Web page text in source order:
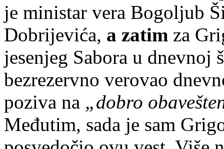
je ministar vera Bogoljub
Dobrijevića, a zatim za
jesenjeg Sabora u
bezrezervno verovao
poziva na „dobro
Međutim, sada je sam